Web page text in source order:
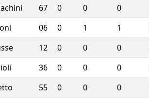
67 0 0 0
06 0 1 1
12 0 0 0
36 0 0 0
55 0 0 0